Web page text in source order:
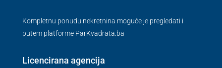
Kompletnu ponudu nekretnina moguće je pregledati i
putem platforme ParKvadrata.ba
Licencirana agencija